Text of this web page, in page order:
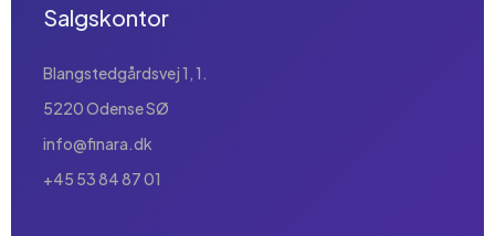
Salgskontor
Blangstedgårdsvej 1, 1.
5220 Odense SØ
info@finara.dk
+45 53 84 87 01